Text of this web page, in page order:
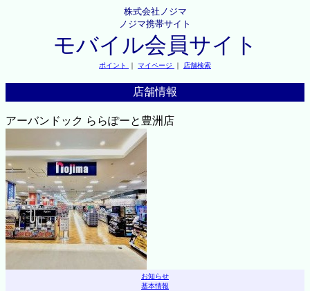
株式会社ノジマ
ノジマ携帯サイト
モバイル会員サイト
ポイント ｜ マイページ ｜ 店舗検索
店舗情報
アーバンドック ららぽーと豊洲店
お知らせ
基本情報